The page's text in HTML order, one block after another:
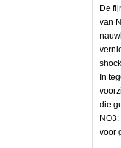
De
van
In
die
voor